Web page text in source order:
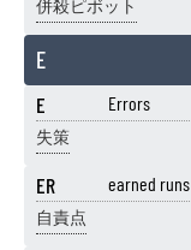
併殺ピボット
E
E Errors
失策
ER earned runs
自責点